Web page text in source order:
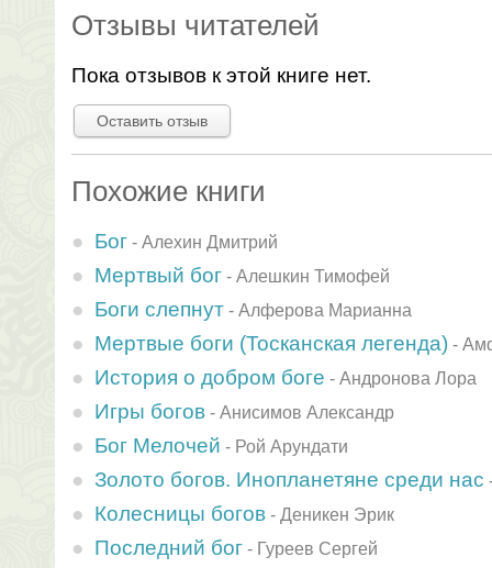
Отзывы читателей
Пока отзывов к этой книге нет.
Оставить отзыв
Похожие книги
Бог - Алехин Дмитрий
Меpтвый бог - Алешкин Тимофей
Боги слепнут - Алферова Марианна
Мертвые боги (Тосканская легенда) -
История о добром боге - Андронова Лора
Игры богов - Анисимов Александр
Бог Мелочей - Рой Арундати
Золото богов. Инопланетяне среди нас
Колесницы богов - Деникен Эрик
Последний бог - Гуреев Сергей